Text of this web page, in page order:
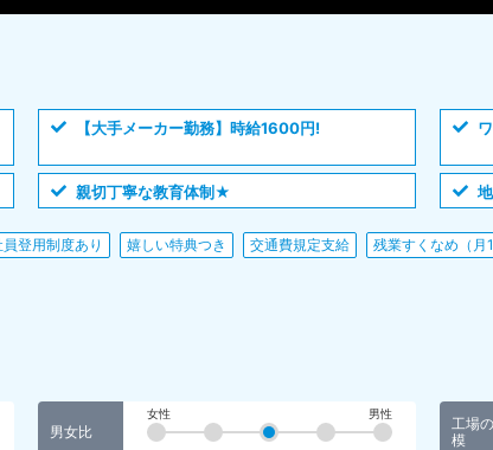
【大手メーカー勤務】時給1600円!
親切丁寧な教育体制★
登用制度あり 嬉しい特典つき 交通費規定支給
残業すくなめ（月
男女比
女性 男性
工場
模